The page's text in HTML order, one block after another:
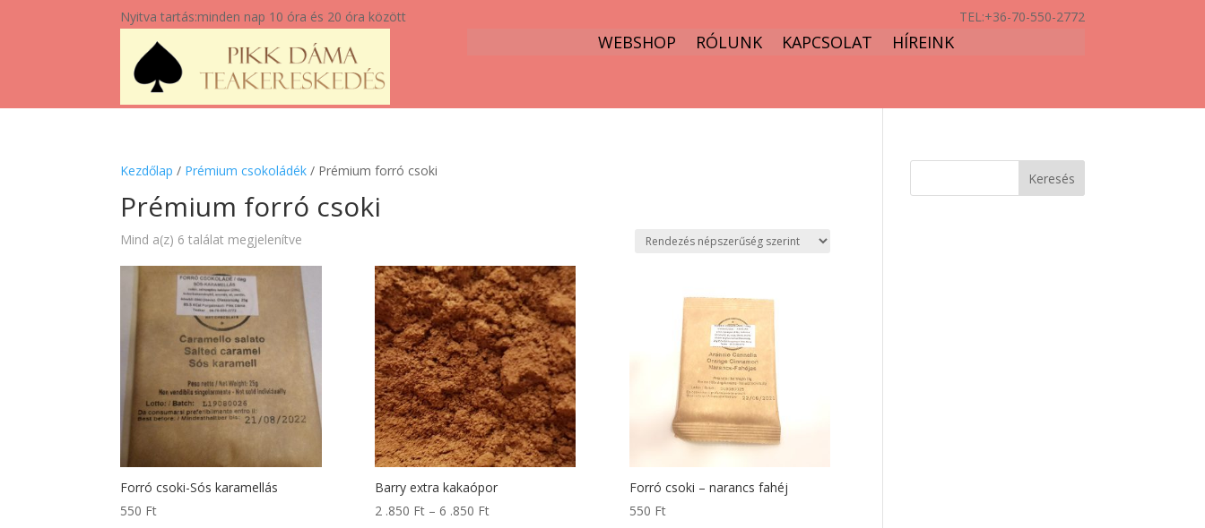
Nyitva tartás:minden nap 10 óra és 20 óra között TEL:+36-70-550-2772
WEBSHOP RÓLUNK KAPCSOLAT HÍREINK
Kezdőlap / Prémium csokoládék / Prémium forró csoki
Prémium forró csoki
Mind a(z) 6 találat megjelenítve
popularity
Forró csoki-Sós karamellás
550 Ft
Barry extra kakaópor
2 .850 Ft – 6 .850 FtÁrtartomány:
Forró csoki – narancs fahéj
550 Ft